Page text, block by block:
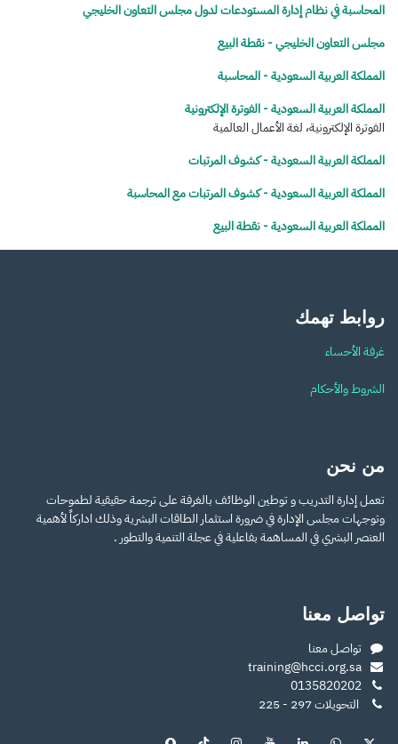
المحاسبة في نظام إدارة المستودعات لدول مجلس التعاون الخليجي
مجلس التعاون الخليجي - نقطة البيع
المملكة العربية السعودية - المحاسبة
المملكة العربية السعودية - الفوترة الإلكترونية
الفوترة الإلكترونية، لغة الأعمال العالمية
المملكة العربية السعودية - كشوف المرتبات
المملكة العربية السعودية - كشوف المرتبات مع المحاسبة
المملكة العربية السعودية - نقطة البيع
روابط تهمك
غرفة الأحساء
الشروط والأحكام
من نحن
تعمل إدارة التدريب و توطين الوظائف بالغرفة على ترجمة حقيقية لطموحات
وتوجهات مجلس الإدارة في ضرورة استثمار الطاقات البشرية وذلك اداركاً لأهمية
العنصر البشري في المساهمة بفاعلية في عجلة التنمية والتطور .
تواصل معنا
تواصل معنا
training@hcci.org.sa
​0135820202
التحويلات 297 - 225